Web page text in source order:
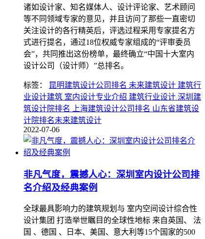
诸如设计家、知名媒体人、设计评论家、艺术顾问
等不同领域专家的意见，并且访问了那些一直密切
关注设计的各行精英后，评选过程采用专家提名方
式进行提名，通过18位权威专家组成的“评审委员
会”，共同推出这份榜单，最终确立“中国十大室内
设计公司（设计师）”总排名。
标签：
昆明建筑设计公司排名 未来建筑设计 建筑行
业设计建筑 室内设计专业介绍 建筑行业设计 深圳建
筑设计院排名 上海建筑设计公司排名 山东省建筑设
计院排名未来建筑设计
2022-07-06
非凡气度，震撼人心：深圳室内设计公司排
名介绍及经典案例
全球最具影响力的建筑规划与 室内空间设计综合性
设计集团 打造举世瞩目的全球性地标 来自英国、 法
国 、德国 、日本、美国、意大利等15个国家的500